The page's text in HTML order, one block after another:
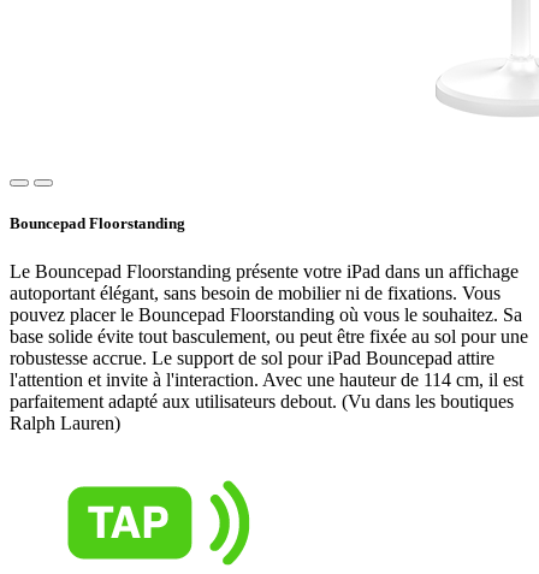
Bouncepad Floorstanding
Le Bouncepad Floorstanding présente votre iPad dans un affichage
autoportant élégant, sans besoin de mobilier ni de fixations. Vous
pouvez placer le Bouncepad Floorstanding où vous le souhaitez. Sa
base solide évite tout basculement, ou peut être fixée au sol pour une
robustesse accrue. Le support de sol pour iPad Bouncepad attire
l'attention et invite à l'interaction. Avec une hauteur de 114 cm, il est
parfaitement adapté aux utilisateurs debout. (Vu dans les boutiques
Ralph Lauren)